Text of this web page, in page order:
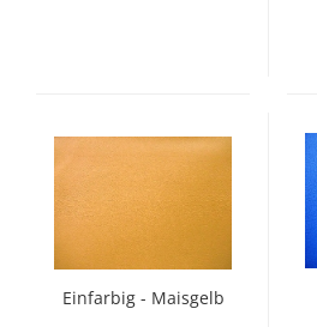
Einfarbig - Maisgelb